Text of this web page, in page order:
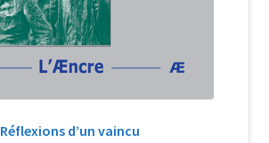
Réflexions d’un vaincu